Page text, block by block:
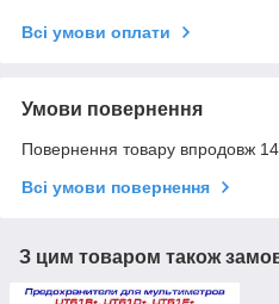
Всі умови оплати
Умови повернення
Повернення товару впродовж
Всі умови повернення
З цим товаром також